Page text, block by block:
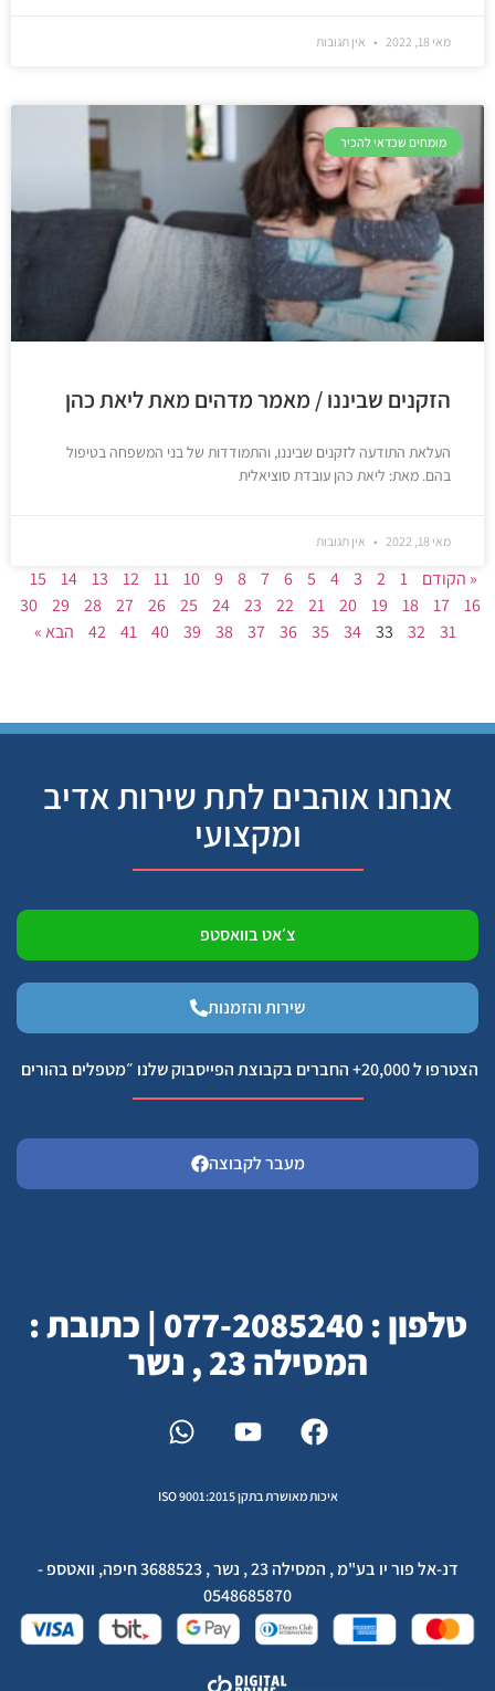
מאי 18, 2022 אין תגובות
מומחים שכדאי להכיר
הזקנים שביננו / מאמר מדהים מאת ליאת כהן
העלאת התודעה לזקנים שביננו, והתמודדות של בני המשפחה בטיפול
בהם. מאת: ליאת כהן עובדת סוציאלית
מאי 18, 2022 אין תגובות
« הקודם 1
2
3
4
5
6
7
8
9
10
11
12
13
14
15
16
17
18
19
20
21
22
23
24
25
26
27
28
29
30
31
32
33
34
35
36
37
38
39
40
41
42 הבא »
אנחנו אוהבים לתת שירות אדיב
ומקצועי
צ׳אט בוואסטפ
שירות והזמנות
הצטרפו ל 20,000+ החברים בקבוצת הפייסבוק שלנו ״מטפלים בהורים
מעבר לקבוצה
טלפון : 077-2085240 | כתובת :
המסילה 23 , נשר
איכות מאושרת בתקן ISO 9001:2015
דנ-אל פור יו בע"מ , המסילה 23 , נשר , 3688523 חיפה, וואטספ -
0548685870